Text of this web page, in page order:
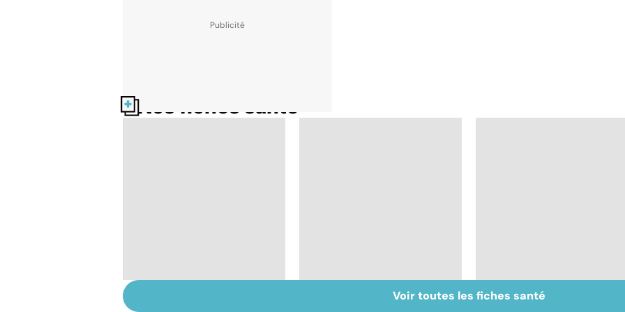
Nos fiches santé
Inflammation des
Suicide : prévenir le
Voir toutes les fiches santé